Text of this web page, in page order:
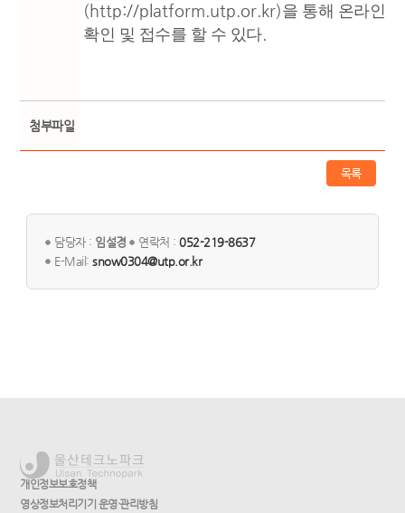
(http://platform.utp.or.kr)을 통해 온라인
확인 및 접수를 할 수 있다.
첨부파일
목록
담당자 : 임설경 연락처 :052-219-8637
E-Mail:snow0304@utp.or.kr
개인정보보호정책
영상정보처리기기 운영·관리방침